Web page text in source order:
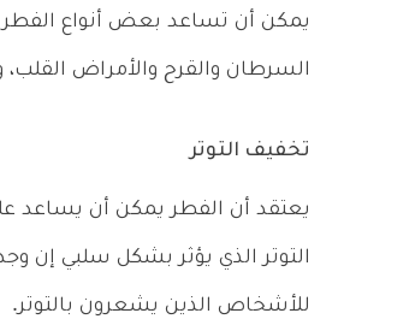
يمكن أن تساعد بعض أنواع
السرطان والقرح والأمراض القلب،
تخفيف التوتر
يعتقد أن الفطر يمكن أن يساعد
التوتر الذي يؤثر بشكل سلبي إن
للأشخاص الذين يشعرون بالتوتر.